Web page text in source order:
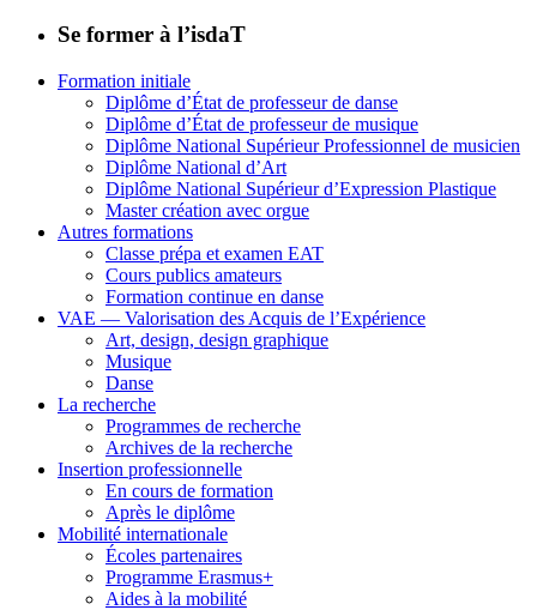
Se former à l’isdaT
Formation initiale
Diplôme d’État de professeur de danse
Diplôme d’État de professeur de musique
Diplôme National Supérieur Professionnel de musicien
Diplôme National d’Art
Diplôme National Supérieur d’Expression Plastique
Master création avec orgue
Autres formations
Classe prépa et examen EAT
Cours publics amateurs
Formation continue en danse
VAE — Valorisation des Acquis de l’Expérience
Art, design, design graphique
Musique
Danse
La recherche
Programmes de recherche
Archives de la recherche
Insertion professionnelle
En cours de formation
Après le diplôme
Mobilité internationale
Écoles partenaires
Programme Erasmus+
Aides à la mobilité